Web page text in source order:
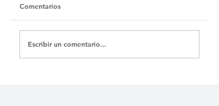
Comentarios
Escribir un comentario...